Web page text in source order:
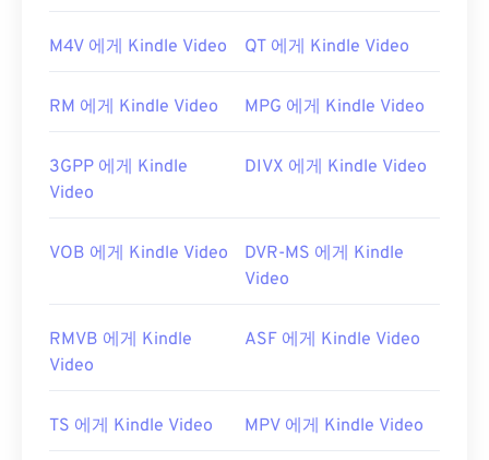
개발자: 3세대 파트너십 프로젝트 2(3GPP2)
유용한 링크:
https://en.wikipedia.org/wiki/3세대_파트너십_프
로젝트_2
M4V 에게 Kindle Video QT 에게 Kindle Video
RM 에게 Kindle Video MPG 에게 Kindle Video
3GPP 에게 Kindle
Video
DIVX 에게 Kindle Video
VOB 에게 Kindle Video
DVR-MS 에게 Kindle
Video
RMVB 에게 Kindle
Video
ASF 에게 Kindle Video
TS 에게 Kindle Video MPV 에게 Kindle Video